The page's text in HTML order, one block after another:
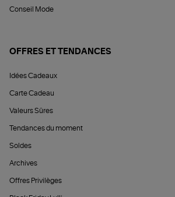
Conseil Mode
OFFRES ET TENDANCES
Idées Cadeaux
Carte Cadeau
Valeurs Sûres
Tendances du moment
Soldes
Archives
Offres Privilèges